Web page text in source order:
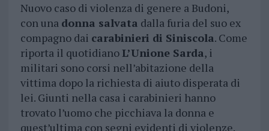
Nuovo caso di violenza di genere a Budoni,
con una donna salvata dalla furia del suo ex
compagno dai carabinieri di Siniscola. Come
riporta il quotidianoL’Unione Sarda, i
militari sono corsi nell’abitazione della
vittima dopo la richiesta di aiuto disperata di
lei. Giunti nella casa i carabinieri hanno
trovato l’uomo che picchiava la donna e
quest’ultima con segni evidenti di violenze.